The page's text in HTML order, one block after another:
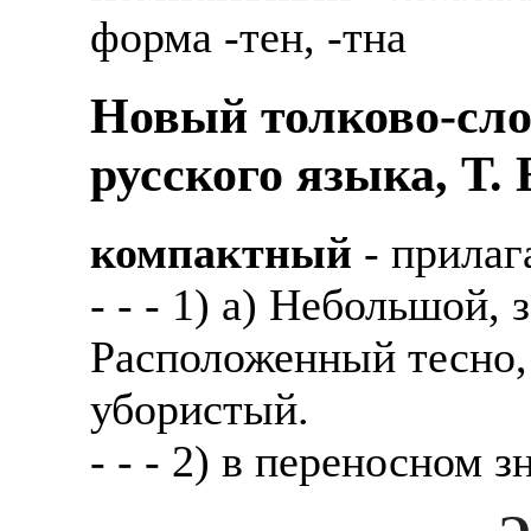
Также смотрите
отправке в другие
А также
рабочий,
стикеровщик.
# работа за границей
# работа за рубежом
# трудоустройство за
# трудоустройство за
В таких банках, как
Промсвязьбанк,
А также в компаниях:
СДЭК, ПЭК и т.д.
консультирование,
форма -тен, -тна
Новый толково-
русского языка,
компактный -
- - - 1) а) Небольшой,
Расположенный
убористый.
- - - 2) в переносном